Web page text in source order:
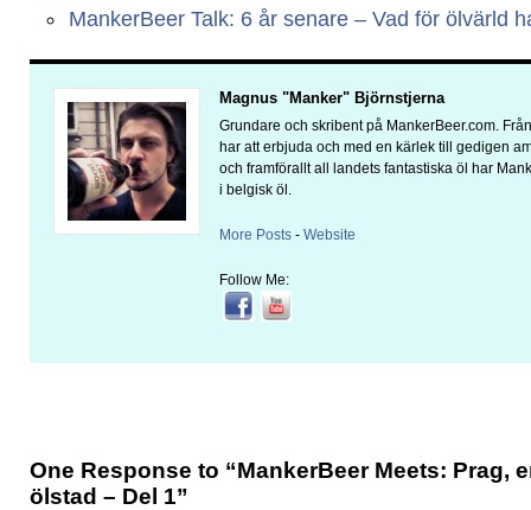
MankerBeer Talk: 6 år senare – Vad för ölvärld
Magnus "Manker" Björnstjerna
Grundare och skribent på MankerBeer.com.
har att erbjuda och med en kärlek till gedigen
och framförallt all landets fantastiska öl har
i belgisk öl.
More Posts - Website
Follow Me:
One Response to “MankerBeer Meets: Prag,
ölstad – Del 1”